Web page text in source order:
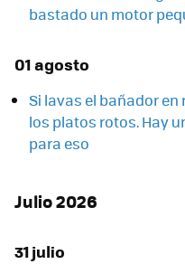
bastado un motor
01 agosto
Si lavas el bañador
los platos rotos. Hay
para eso
Julio 2026
31 julio